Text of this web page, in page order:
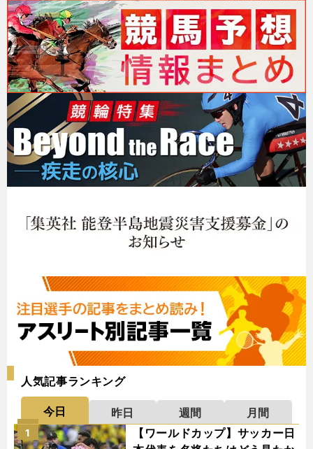
人気記事ランキング
今日 昨日 週間
月間
【ワールドカップ】サッカー日
1